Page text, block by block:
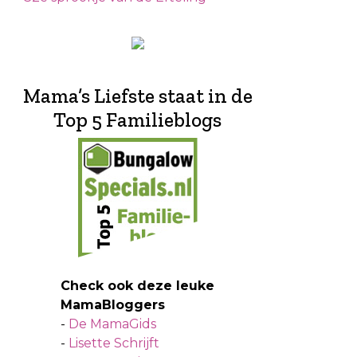
Mama’s Liefste staat in de
Top 5 Familieblogs
Check ook deze leuke
MamaBloggers
- De MamaGids
- Lisette Schrijft